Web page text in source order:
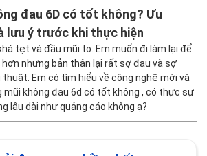
hiện cả hai dịch vụ nâng mũi và cắt mí để
nhiên, em đang rất băn khoăn không biết
nào nên làm trước hay có thể làm cùng
Mong bác sĩ giải đáp giúp em!
đau 6D có tốt không? Ưu
lưu ý trước khi thực hiện